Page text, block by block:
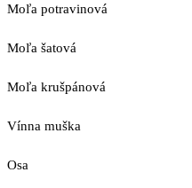
Moľa potravinová
Moľa šatová
Moľa krušpánová
Vínna muška
Osa